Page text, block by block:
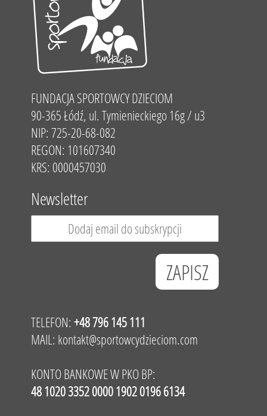
FUNDACJA SPORTOWCY DZIECIOM
90-365 Łódź, ul. Tymienieckiego 16g / u3
NIP: 725-20-68-082
REGON: 101607340
KRS: 0000457030
Newsletter
TELEFON: +48 796 145 111
MAIL: kontakt@sportowcydzieciom.com
KONTO BANKOWE W PKO BP:
48 1020 3352 0000 1902 0196 6134